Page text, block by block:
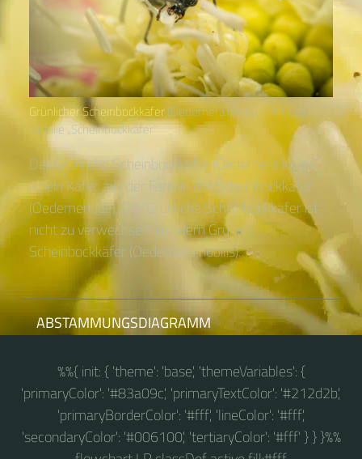
Grünlicher Scheinbockkäfer(Oedemera lurida) – Art der
Familie „Scheinbockkäfer“
Der Grünliche Scheinbockkäfer (Oedemera lurida)
ist ein Käfer aus der Familie der Scheinbockkäfer
(Oedemeridae). Der Grünliche Scheinbockkäfer ist
nicht zu verwechseln mit dem Grünen
Scheinbockkäfer (Oedemera nobilis).
ABSTAMMUNGSDIAGRAMM
%%{ init: { 'theme': 'base', 'themeVariables': {
'primaryColor': '#83a09c', 'primaryTextColor': '#212d2b',
'primaryBorderColor': '#fff', 'lineColor': '#fff',
'secondaryColor': '#006100', 'tertiaryColor': '#fff' } } }%%